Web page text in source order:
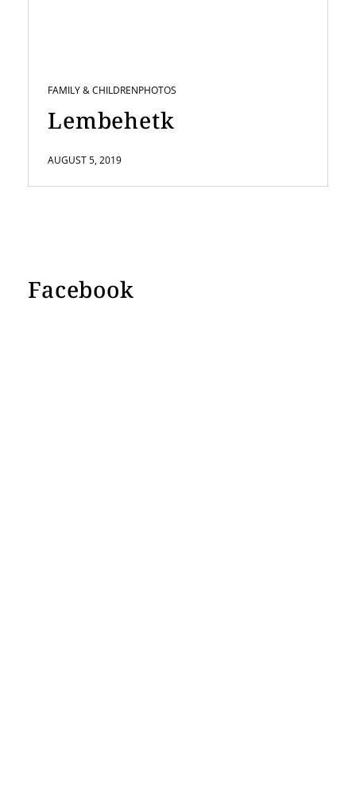
FAMILY & CHILDRENPHOTOS
Lembehetk
AUGUST 5, 2019
Facebook